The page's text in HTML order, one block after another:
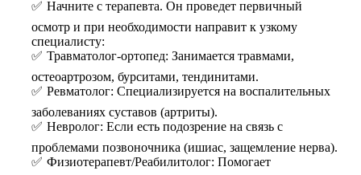
Начните с терапевта. Он проведет первичный
осмотр и при необходимости направит к узкому
специалисту:
Травматолог-ортопед: Занимается травмами,
остеоартрозом, бурситами, тендинитами.
Ревматолог: Специализируется на воспалительных
заболеваниях суставов (артриты).
Невролог: Если есть подозрение на связь с
проблемами позвоночника (ишиас, защемление нерва).
Физиотерапевт/Реабилитолог: Помогает